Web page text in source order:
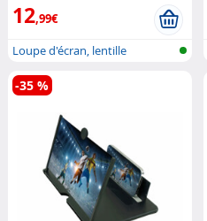
12,99€
Loupe d'écran, lentille
rétractable
-35 %